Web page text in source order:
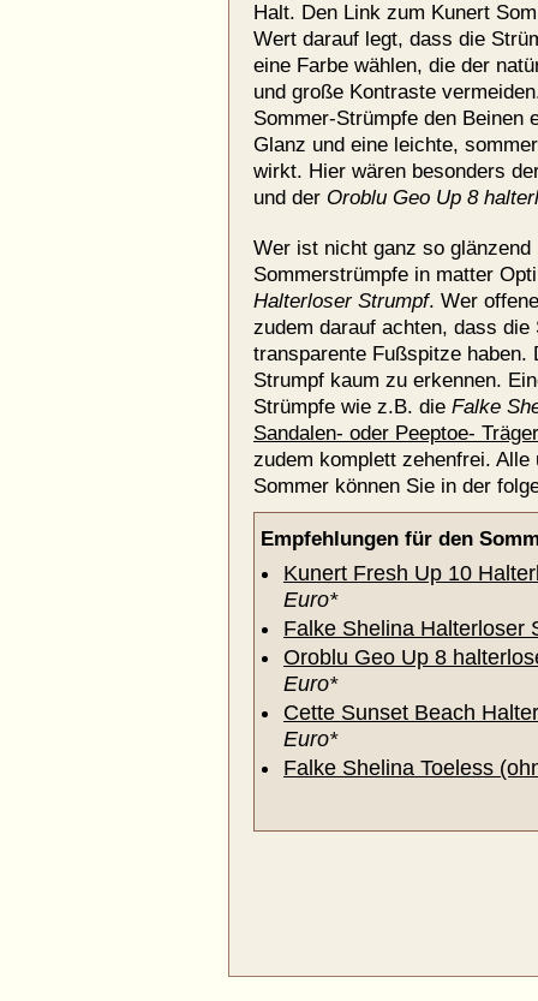
Halt. Den Link zum Kunert
Wert darauf legt, dass die
eine Farbe wählen, die der
und große Kontraste
Sommer-Strümpfe den Beinen
Glanz und eine leichte,
wirkt. Hier wären besonders
und der Oroblu Geo Up 8
Wer ist nicht ganz so
Sommerstrümpfe in matter
Halterloser Strumpf. Wer
zudem darauf achten, dass
transparente Fußspitze haben.
Strumpf kaum zu erkennen.
Strümpfe wie z.B. die Falke
Sandalen- oder Peeptoe-
zudem komplett zehenfrei.
Sommer können Sie in der
Empfehlungen für den
Kunert Fresh Up 10
Euro*
Falke Shelina Halterloser
Oroblu Geo Up 8
Euro*
Cette Sunset Beach
Euro*
Falke Shelina Toeless